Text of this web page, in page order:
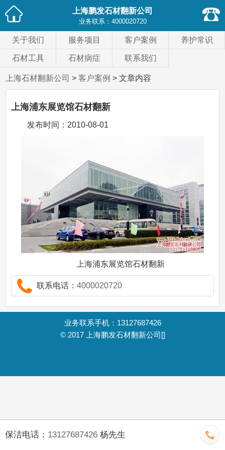
上海鹏发石材翻新公司
业务联系： 4000020720
关于我们 服务项目 客户案例 养护常识
石材工具 石材病症 联系我们
上海石材翻新公司 >客户案例 > 文章内容
上海浦东展览馆石材翻新
发布时间： 2010-08-01
上海浦东展览馆石材翻新
联系电话：4000020720
业务联系手机：13127687426
© 2017
上海鹏发石材翻新公司[]
保洁电话： 13127687426 杨先生